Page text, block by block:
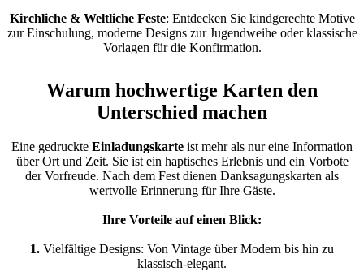
Kirchliche & Weltliche Feste: Entdecken Sie kindgerechte Motive
zur Einschulung, moderne Designs zur Jugendweihe oder klassische
Vorlagen für die Konfirmation.
Warum hochwertige Karten den
Unterschied machen
Eine gedruckte Einladungskarte ist mehr als nur eine Information
über Ort und Zeit. Sie ist ein haptisches Erlebnis und ein Vorbote
der Vorfreude. Nach dem Fest dienen Danksagungskarten als
wertvolle Erinnerung für Ihre Gäste.
Ihre Vorteile auf einen Blick:
1. Vielfältige Designs: Von Vintage über Modern bis hin zu
klassisch-elegant.